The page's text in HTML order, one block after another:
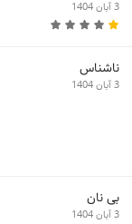
3 آبان 1404
ناشناس
3 آبان 1404
بی نان
3 آبان 1404